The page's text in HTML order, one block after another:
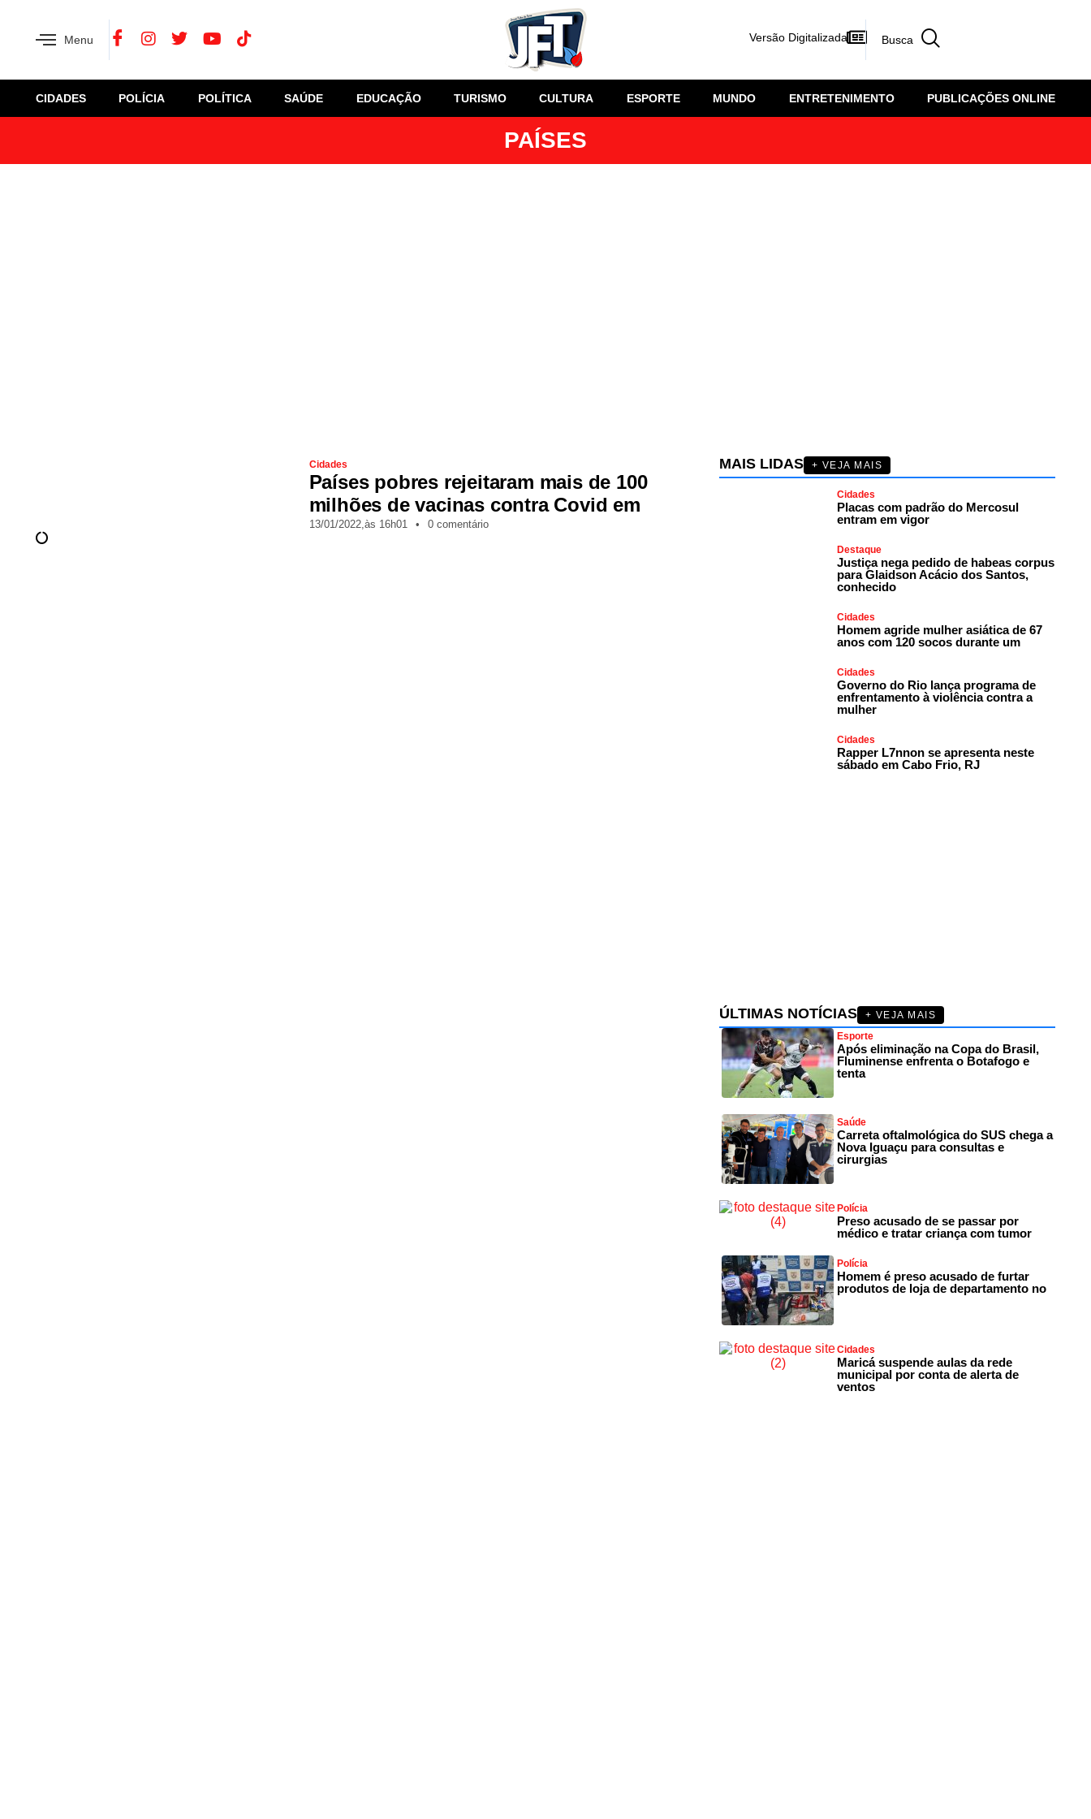
Menu Versão Digitalizada
CIDADES POLÍCIA POLÍTICA SAÚDE EDUCAÇÃO TURISMO CULTURA ESPORTE MUNDO ENTRETENIMENTO PUBLICAÇÕES ONLINE
PAÍSES
Cidades
Países pobres rejeitaram mais de 100
milhões de vacinas contra Covid em
13/01/2022,às 16h01 • 0 comentário
MAIS LIDAS + VEJA MAIS
Cidades
Placas com padrão do Mercosul
entram em vigor
Destaque
Justiça nega pedido de habeas corpus
para Glaidson Acácio dos Santos,
conhecido
Cidades
Homem agride mulher asiática de 67
anos com 120 socos durante um
Cidades
Governo do Rio lança programa de
enfrentamento à violência contra a
mulher
Cidades
Rapper L7nnon se apresenta neste
sábado em Cabo Frio, RJ
ÚLTIMAS NOTÍCIAS
+ VEJA MAIS
Esporte
Após eliminação na Copa do Brasil,
Fluminense enfrenta o Botafogo e
tenta
Saúde
Carreta oftalmológica do SUS chega a
Nova Iguaçu para consultas e
cirurgias
Polícia
Preso acusado de se passar por
médico e tratar criança com tumor
Polícia
Homem é preso acusado de furtar
produtos de loja de departamento no
Cidades
Maricá suspende aulas da rede
municipal por conta de alerta de
ventos